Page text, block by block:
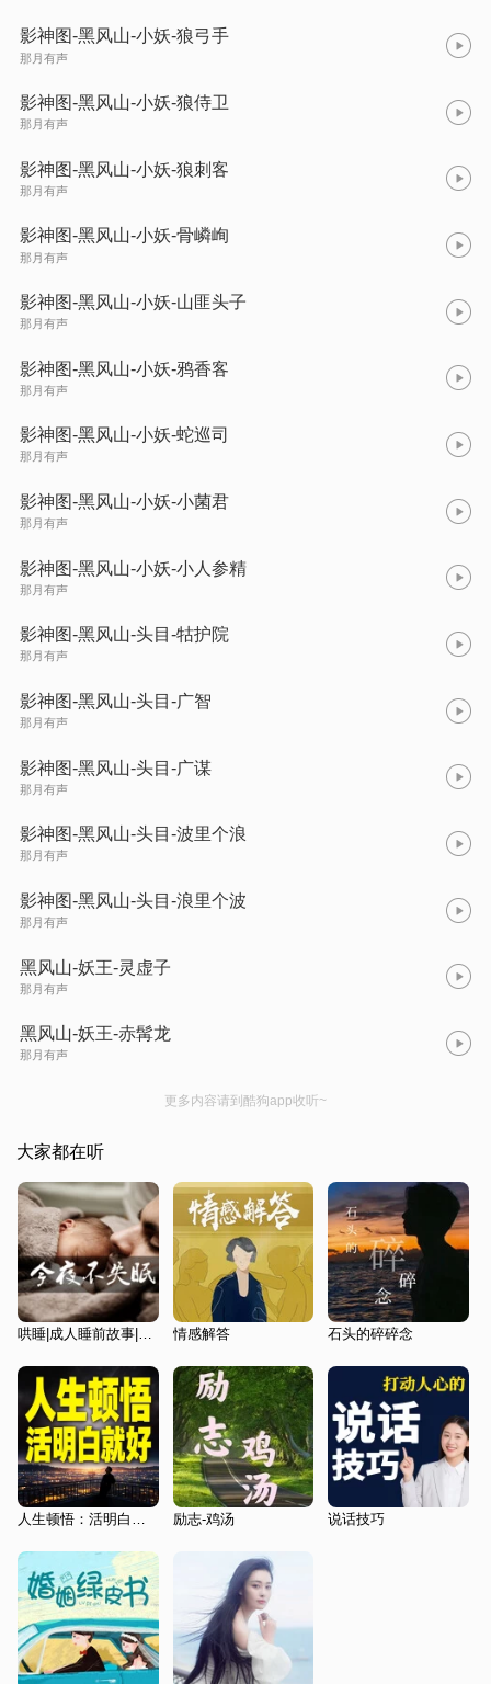
影神图-黑风山-小妖-狼弓手
那月有声
影神图-黑风山-小妖-狼侍卫
那月有声
影神图-黑风山-小妖-狼刺客
那月有声
影神图-黑风山-小妖-骨嶙峋
那月有声
影神图-黑风山-小妖-山匪头子
那月有声
影神图-黑风山-小妖-鸦香客
那月有声
影神图-黑风山-小妖-蛇巡司
那月有声
影神图-黑风山-小妖-小菌君
那月有声
影神图-黑风山-小妖-小人参精
那月有声
影神图-黑风山-头目-牯护院
那月有声
影神图-黑风山-头目-广智
那月有声
影神图-黑风山-头目-广谋
那月有声
影神图-黑风山-头目-波里个浪
那月有声
影神图-黑风山-头目-浪里个波
那月有声
黑风山-妖王-灵虚子
那月有声
黑风山-妖王-赤髯龙
那月有声
更多内容请到酷狗app收听~
大家都在听
哄睡|成人睡前故事|让你快速入眠【免费】 情感解答 石头的碎碎念
励志-鸡汤 说话技巧